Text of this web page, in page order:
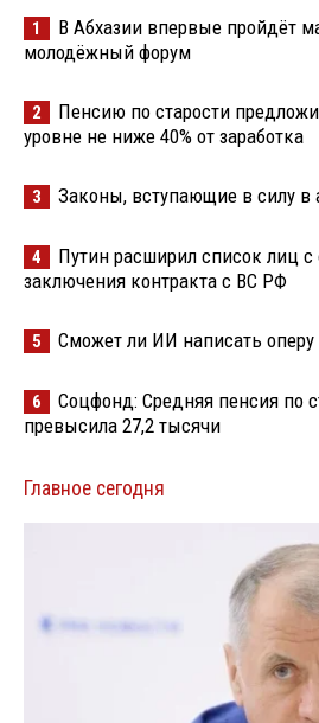
1
В Абхазии впервые пройдёт
молодёжный форум
2
Пенсию по старости
уровне не ниже 40% от заработка
3 Законы, вступающие в силу в
4
Путин расширил список лиц
заключения контракта с ВС РФ
5 Сможет ли ИИ написать
6
Соцфонд: Средняя пенсия по
превысила 27,2 тысячи
Главное сегодня